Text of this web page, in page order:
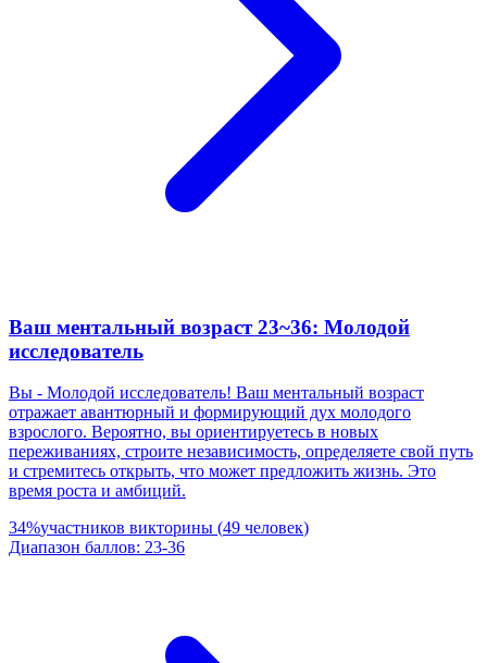
Ваш ментальный возраст 23~36: Молодой
исследователь
Вы - Молодой исследователь! Ваш ментальный возраст
отражает авантюрный и формирующий дух молодого
взрослого. Вероятно, вы ориентируетесь в новых
переживаниях, строите независимость, определяете свой путь
и стремитесь открыть, что может предложить жизнь. Это
время роста и амбиций.
34%участников викторины (49 человек)
Диапазон баллов: 23-36